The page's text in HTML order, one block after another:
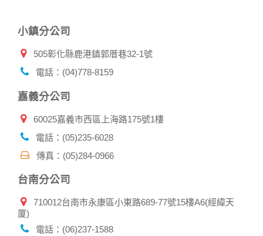
小鎮分公司
505彰化縣鹿港鎮郭厝巷32-1號
電話：(04)778-8159
嘉義分公司
60025嘉義市西區上海路175號1樓
電話：(05)235-6028
傳真：(05)284-0966
台南分公司
710012台南市永康區小東路689-77號15樓A6(經緯天
厦)
電話：(06)237-1588